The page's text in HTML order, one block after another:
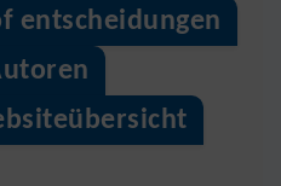
entscheidungen